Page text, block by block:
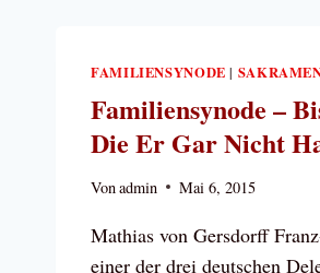
FAMILIE
UND
FAMILIENSYNODE |
Familiensynode –
Die Er Gar Nicht
Vonadmin Mai 6, 2015
Mathias von Gersdorff
einer der drei deutschen